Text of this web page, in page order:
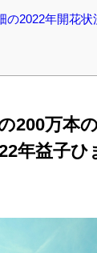
の2022年開花
200万本
年益子ひ